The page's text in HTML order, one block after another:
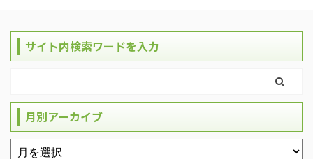
サイト内検索ワードを入力
月別アーカイブ